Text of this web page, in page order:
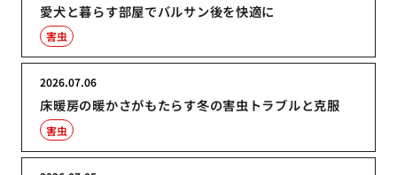
愛犬と暮らす部屋でバルサン後を快適に
害虫
床暖房の暖かさがもたらす冬の害虫トラブルと克服
2026.07.06
害虫